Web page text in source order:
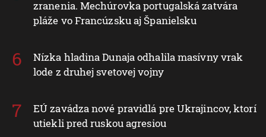
zranenia. Mechúrovka portugalská zatvára
pláže vo Francúzsku aj Španielsku
Nízka hladina Dunaja odhalila masívny vrak
lode z druhej svetovej vojny
EÚ zavádza nové pravidlá pre Ukrajincov, ktorí
utiekli pred ruskou agresiou